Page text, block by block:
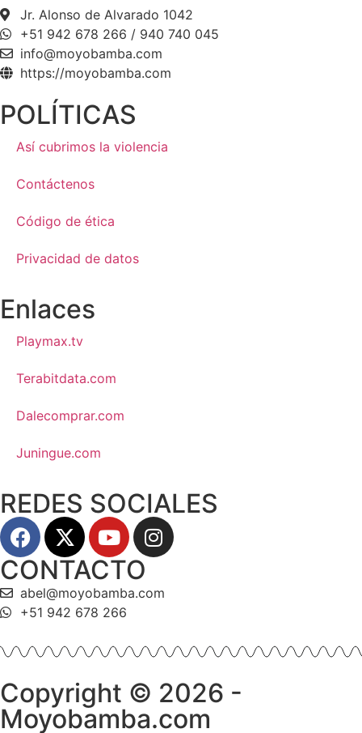
Jr. Alonso de Alvarado 1042
+51 942 678 266 / 940 740 045
info@moyobamba.com
https://moyobamba.com
POLÍTICAS
Así cubrimos la violencia
Contáctenos
Código de ética
Privacidad de datos
Enlaces
Playmax.tv
Terabitdata.com
Dalecomprar.com
Juningue.com
REDES SOCIALES
CONTACTO
abel@moyobamba.com
+51 942 678 266
Copyright © 2026 -
Moyobamba.com